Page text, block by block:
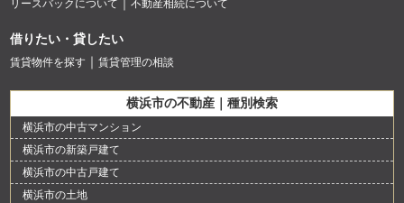
リースバックについて
不動産相続について
借りたい・貸したい
賃貸物件を探す 賃貸管理の相談
横浜市の不動産｜種別検索
横浜市の中古マンション
横浜市の新築戸建て
横浜市の中古戸建て
横浜市の土地